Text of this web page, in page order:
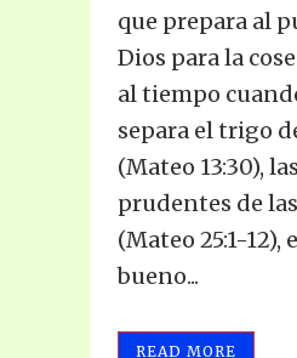
que prepara al
Dios para la
al tiempo
separa el trigo
(Mateo 13:30),
prudentes de
(Mateo 25:1-12),
bueno...
READ MORE